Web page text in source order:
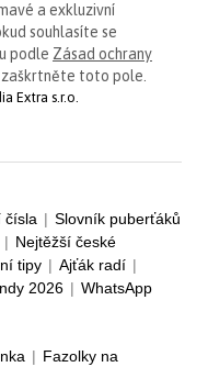
a exkluzivní
souhlasíte se
podle Zásad ochrany
zaškrtněte toto pole.
Extra s.r.o.
čísla | Slovník puberťáků
| Nejtěžší české
tipy | Ajťák radí |
2026 | WhatsApp
| Fazolky na